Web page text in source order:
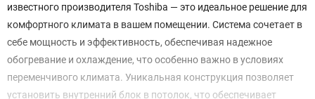
известного производителя Toshiba — это идеальное решение для
комфортного климата в вашем помещении. Система сочетает в
себе мощность и эффективность, обеспечивая надежное
обогревание и охлаждение, что особенно важно в условиях
переменчивого климата. Уникальная конструкция позволяет
установить внутренний блок в потолок, что обеспечивает